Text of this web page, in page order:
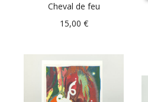
Cheval de feu
15,00 €